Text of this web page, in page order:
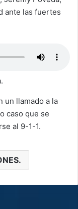
ante las fuertes
un llamado a la
caso que se
al 9-1-1.